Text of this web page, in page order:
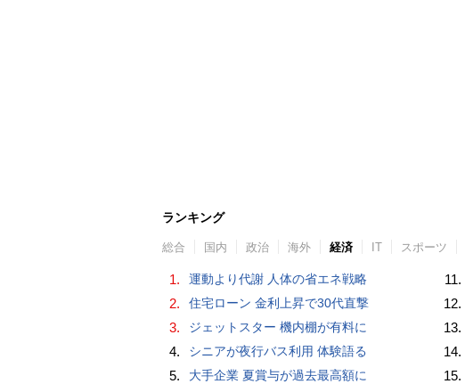
ランキング
総合 国内 政治 海外 経済 IT スポーツ
1. 運動より代謝 人体の省エネ戦略
2. 住宅ローン 金利上昇で30代直撃
3. ジェットスター 機内棚が有料に
4. シニアが夜行バス利用 体験語る
5. 大手企業 夏賞与が過去最高額に
11.
12.
13.
14.
15.